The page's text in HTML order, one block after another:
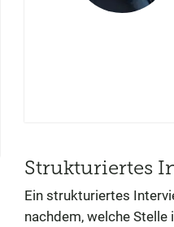
Strukturiertes
Ein strukturiertes
nachdem, welche Stelle